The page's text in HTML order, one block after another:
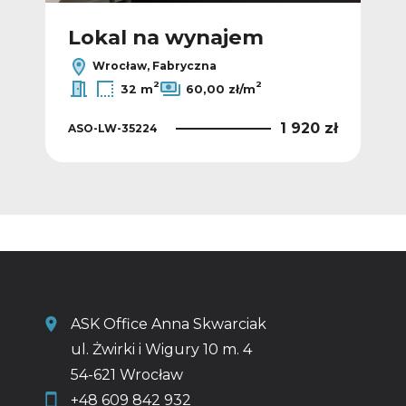
Lokal na wynajem
Wrocław, Fabryczna
32 m2 60,00 zł/m2
ASO-LW-35224 1 920 zł
ASK Office Anna Skwarciak
ul. Żwirki i Wigury 10 m. 4
54-621 Wrocław
+48 609 842 932